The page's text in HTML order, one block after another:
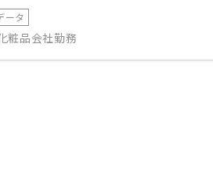
ータ
粧品会社勤務